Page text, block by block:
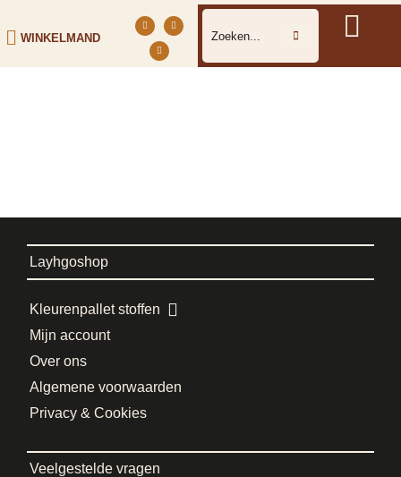
WINKELMAND
Layhgoshop
Kleurenpallet stoffen
Mijn account
Over ons
Algemene voorwaarden
Privacy & Cookies
Veelgestelde vragen